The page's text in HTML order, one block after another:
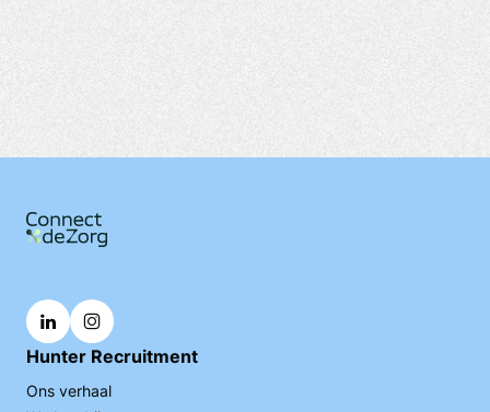
Hunter Recruitment
Ons verhaal